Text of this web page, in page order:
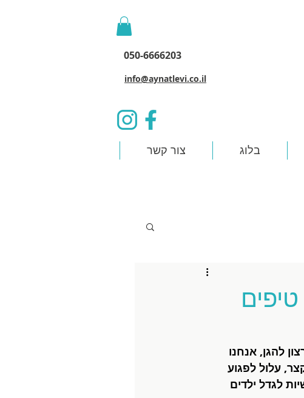
050-6666203
info@aynatlevi.co.il
בלוג צור קשר
איך לגדל ילדים חזקים ועצמאיים: 6 טיפים
להגן, אנחנו
עלול לפגוע
לגדל ילדים